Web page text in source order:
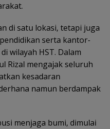
di satu lokasi, tetapi juga
serta kantor-
wilayah HST. Dalam
Rizal mengajak seluruh
kesadaran
namun berdampak
menjaga bumi, dimulai